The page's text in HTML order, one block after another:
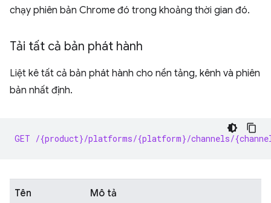
chạy phiên bản Chrome đó trong khoảng thời gian đó.
Tải tất cả bản phát hành
Liệt kê tất cả bản phát hành cho nền tảng, kênh và phiên
bản nhất định.
GET /{product}/platforms/{platform}/channels/
Tên Mô tả